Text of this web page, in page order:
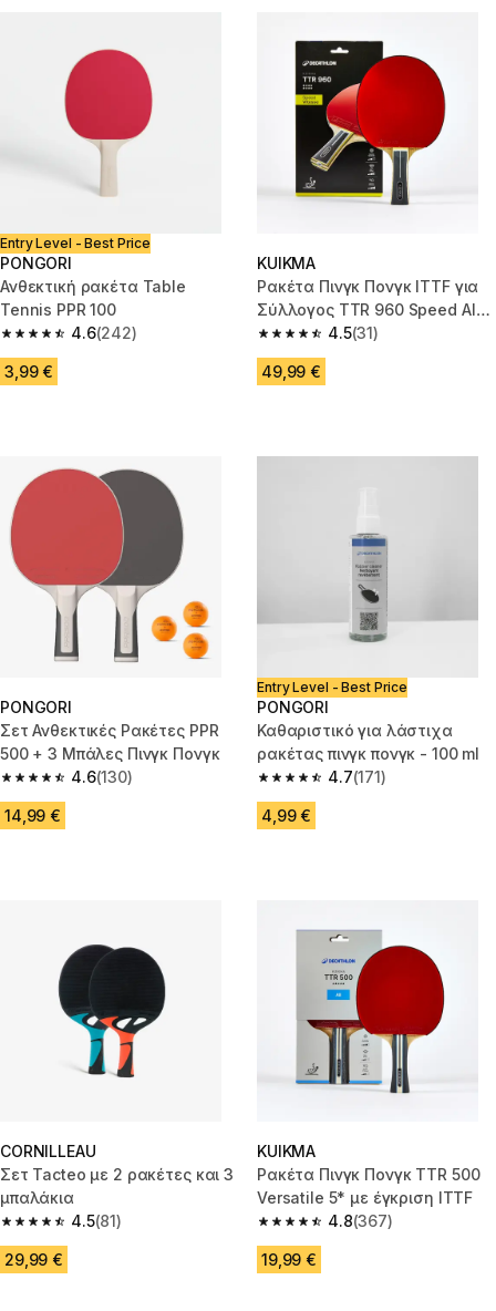
Entry Level - Best Price
PONGORI
Ανθεκτική ρακέτα Table
Tennis PPR 100
4.6
4.6 out of 5 stars from 242 reviews
(242)
3,99 €
KUIKMA
Ρακέτα Πινγκ Πονγκ ITTF για
Σύλλογος TTR 960 Speed Alc
8*
4.5
4.5 out of 5 stars from 31
(31)
49,99 €
PONGORI
Σετ Ανθεκτικές Ρακέτες PPR
500 + 3 Μπάλες Πινγκ Πονγκ
4.6
4.6 out of 5 stars from 130 reviews
(130)
14,99 €
Entry Level - Best Price
PONGORI
Καθαριστικό για λάστιχα
ρακέτας πινγκ πονγκ - 100 ml
4.7
4.7 out of 5 stars from 171
(171)
4,99 €
CORNILLEAU
Σετ Tacteo με 2 ρακέτες και 3
μπαλάκια
4.5
4.5 out of 5 stars from 81 reviews
(81)
29,99 €
KUIKMA
Ρακέτα Πινγκ Πονγκ TTR 500
Versatile 5* με έγκριση ITTF
4.8
4.8 out of 5 stars from 367
(367)
19,99 €